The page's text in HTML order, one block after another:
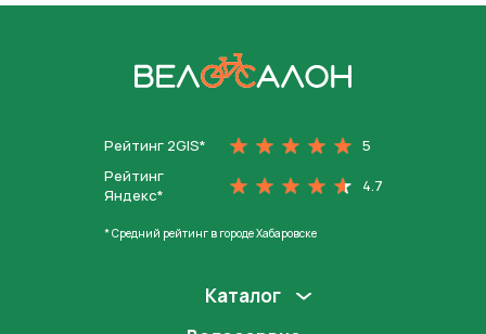
Рейтинг 2GIS*
5
Рейтинг
Яндекс*
4.7
* Средний рейтинг в городе Хабаровске
Каталог